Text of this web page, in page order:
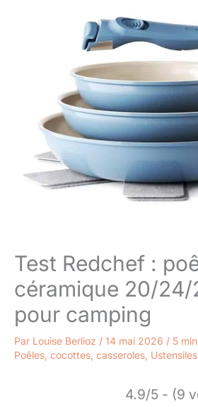
Test Redchef :
céramique 20/24/
pour camping
Par Louise Berlioz / 14 mai 2026 / 5
Poêles, cocottes, casseroles
4.9/5 - (9